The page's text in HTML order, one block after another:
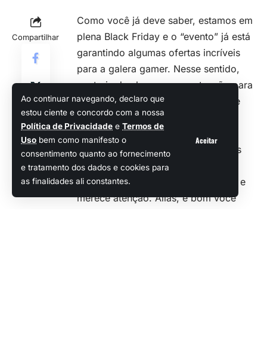
Ao continuar navegando, declaro que
estou ciente e concordo com a nossa
Política de Privacidade e Termos de
Uso bem como manifesto o
consentimento quanto ao fornecimento
e tratamento dos dados e cookies para
as finalidades ali constantes.
Aceitar
Compartilhar
Como você já deve saber, estamos em
plena Black Friday e o “evento” já está
garantindo algumas ofertas incríveis
para a galera gamer. Nesse sentido,
gostaria de chamar a sua atenção para
um presente gratuito que acabou de
ficar disponível via GOG.
Isso mesmo! A loja da CD Projekt
resolveu surpreender os players dos
PCs e liberou o excelente Oaken. O
game é um roguelike digno de nota e
merece atenção. Aliás, é bom você